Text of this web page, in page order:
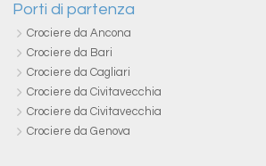
Porti di partenza
Crociere da Ancona
Crociere da Bari
Crociere da Cagliari
Crociere da Civitavecchia
Crociere da Civitavecchia
Crociere da Genova